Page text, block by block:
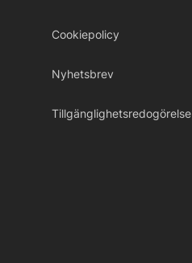
Cookiepolicy
Nyhetsbrev
Tillgänglighetsredogörelse